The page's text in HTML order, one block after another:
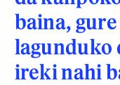
baina,
lagunduko
ireki nahi